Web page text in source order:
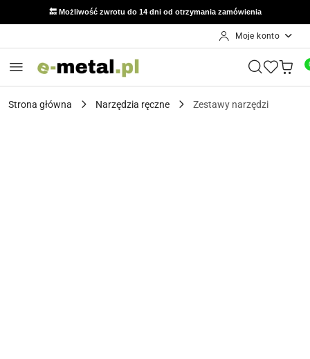
🔙 Możliwość zwrotu do 14 dni od otrzymania zamówienia
Moje konto
Strona główna Narzędzia ręczne Zestawy narzędzi